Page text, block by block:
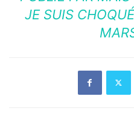
JE SUIS CHOQUÉ